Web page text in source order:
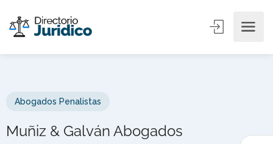
Abogados Penalistas
Muñiz & Galván Abogados